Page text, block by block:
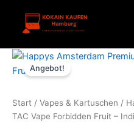
springen
Angebot!
Start / Vapes & Kartuschen /
TAC Vape Forbidden Fruit –